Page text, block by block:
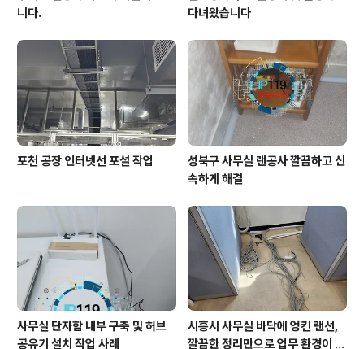
니다.
다녀왔습니다
포천 공장 인터넷선 포설 작업
성북구 사무실 랜공사 깔끔하고 신
속하게 해결
사무실 단자함 내부 구축 및 허브
공유기 설치 작업 사례
시흥시 사무실 바닥에 엉킨 랜선,
깔끔한 정리만으로 업무 환경이 달